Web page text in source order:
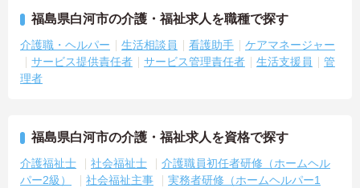
福島県白河市の介護・福祉求人を職種で探す
介護職・ヘルパー 生活相談員 看護助手
ケアマネージャー
サービス提供責任者
サービス管理責任者 生活支援員
管
理者
福島県白河市の介護・福祉求人を資格で探す
介護福祉士 社会福祉士
介護職員初任者研修（ホームヘル
パー2級）
社会福祉主事
実務者研修（ホームヘルパー1